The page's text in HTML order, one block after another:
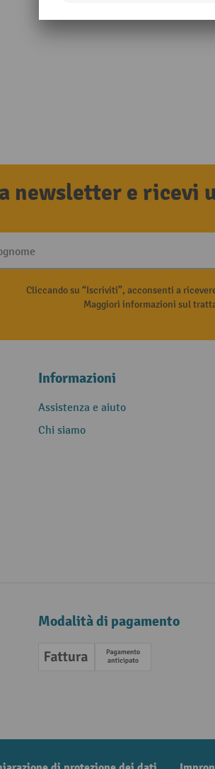
e ricevi
Cliccando su “Iscriviti”, acconsenti a
Maggiori informazioni sul
Informazioni
Assistenza e aiuto
Chi siamo
Modalità di pagamento
Fattura Pagamento